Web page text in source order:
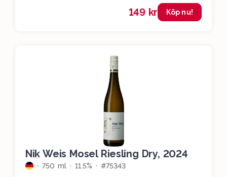
149 kr Köp nu!
Nik Weis Mosel Riesling Dry, 2024
750 ml 11.5% #75343